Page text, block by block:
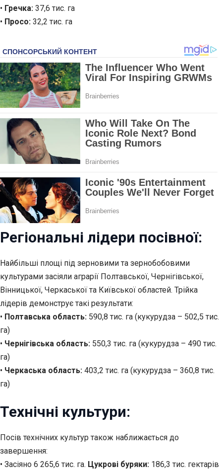
• Гречка: 37,6 тис. га
• Просо: 32,2 тис. га
Регіональні лідери посівної:
Найбільші площі під зерновими та зернобобовими
культурами засіяли аграрії Полтавської, Чернігівської,
Вінницької, Черкаської та Київської областей. Трійка
лідерів демонструє такі результати:
• Полтавська область: 590,8 тис. га (кукурудза – 502,5 тис.
га)
• Чернігівська область: 550,3 тис. га (кукурудза – 490 тис.
га)
• Черкаська область: 403,2 тис. га (кукурудза – 360,8 тис.
га)
Технічні культури:
Посів технічних культур також наближається до
завершення:
• Засіяно 6 265,6 тис. га. Цукрові буряки: 186,3 тис. гектарів